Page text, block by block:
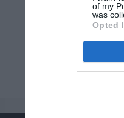
of my
was
Opted